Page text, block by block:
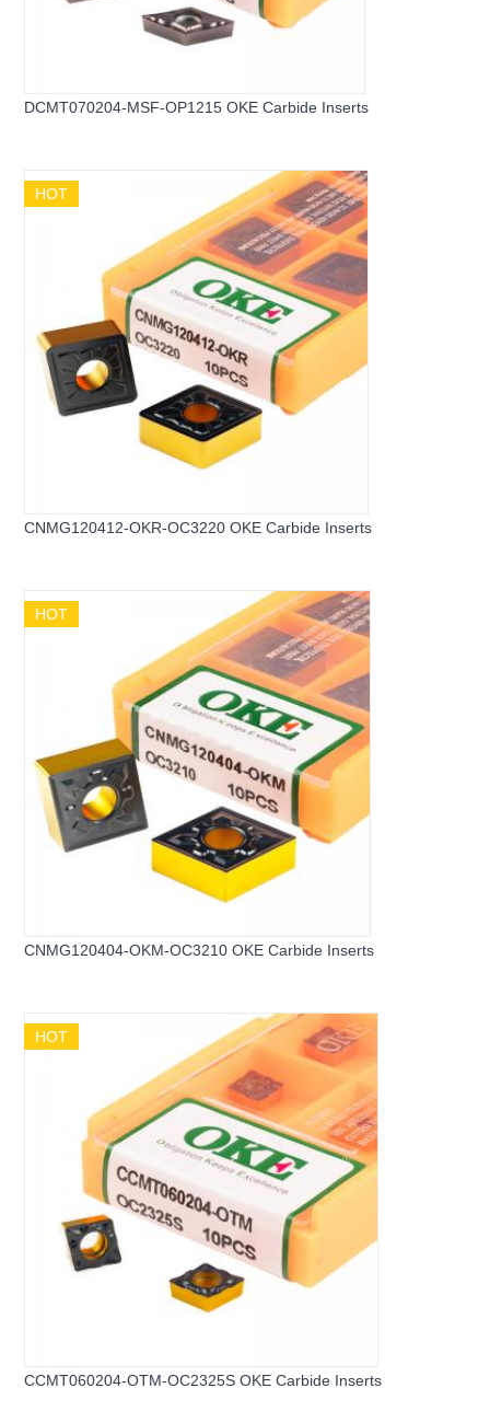
DCMT070204-MSF-OP1215 OKE Carbide Inserts
HOT
CNMG120412-OKR-OC3220 OKE Carbide Inserts
HOT
CNMG120404-OKM-OC3210 OKE Carbide Inserts
HOT
CCMT060204-OTM-OC2325S OKE Carbide Inserts